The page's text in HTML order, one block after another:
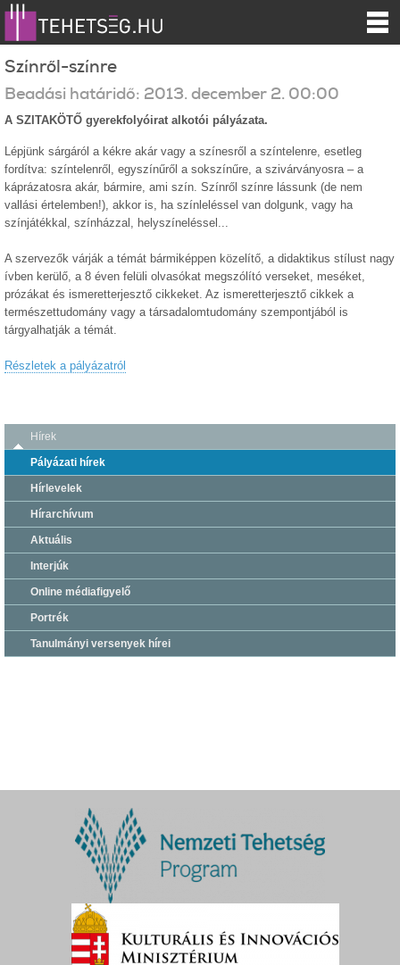
Színről-színre
Beadási határidő: 2013. december 2. 00:00
A SZITAKÖTŐ gyerekfolyóirat alkotói pályázata.
Lépjünk sárgáról a kékre akár vagy a színesről a színtelenre, esetleg
fordítva: színtelenről, egyszínűről a sokszínűre, a szivárványosra – a
káprázatosra akár, bármire, ami szín. Színről színre lássunk (de nem
vallási értelemben!), akkor is, ha színleléssel van dolgunk, vagy ha
színjátékkal, színházzal, helyszíneléssel...
A szervezők várják a témát bármiképpen közelítő, a didaktikus stílust nagy
ívben kerülő, a 8 éven felüli olvasókat megszólító verseket, meséket,
prózákat és ismeretterjesztő cikkeket. Az ismeretterjesztő cikkek a
természettudomány vagy a társadalomtudomány szempontjából is
tárgyalhatják a témát.
Részletek a pályázatról
Hírek
Pályázati hírek
Hírlevelek
Hírarchívum
Aktuális
Interjúk
Online médiafigyelő
Portrék
Tanulmányi versenyek hírei